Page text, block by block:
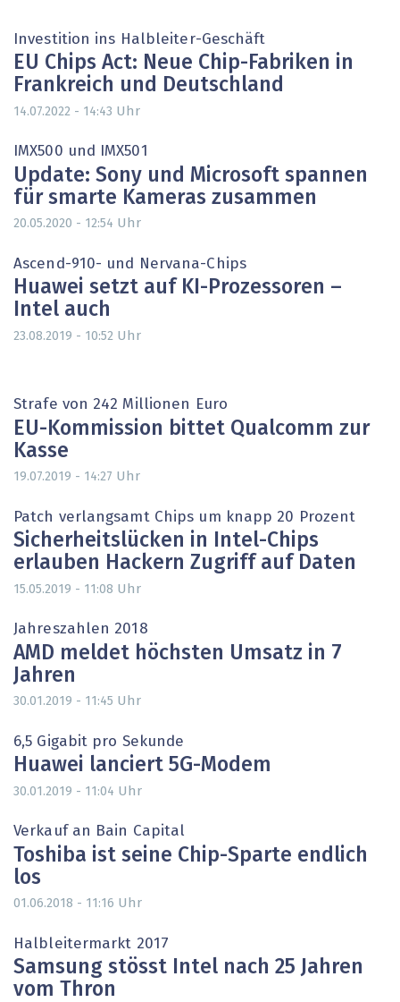
Investition ins Halbleiter-Geschäft
EU Chips Act: Neue Chip-Fabriken in
Frankreich und Deutschland
14.07.2022 - 14:43 Uhr
IMX500 und IMX501
Update: Sony und Microsoft spannen
für smarte Kameras zusammen
20.05.2020 - 12:54 Uhr
Ascend-910- und Nervana-Chips
Huawei setzt auf KI-Prozessoren –
Intel auch
23.08.2019 - 10:52 Uhr
Strafe von 242 Millionen Euro
EU-Kommission bittet Qualcomm zur
Kasse
19.07.2019 - 14:27 Uhr
Patch verlangsamt Chips um knapp 20 Prozent
Sicherheitslücken in Intel-Chips
erlauben Hackern Zugriff auf Daten
15.05.2019 - 11:08 Uhr
Jahreszahlen 2018
AMD meldet höchsten Umsatz in 7
Jahren
30.01.2019 - 11:45 Uhr
6,5 Gigabit pro Sekunde
Huawei lanciert 5G-Modem
30.01.2019 - 11:04 Uhr
Verkauf an Bain Capital
Toshiba ist seine Chip-Sparte endlich
los
01.06.2018 - 11:16 Uhr
Halbleitermarkt 2017
Samsung stösst Intel nach 25 Jahren
vom Thron